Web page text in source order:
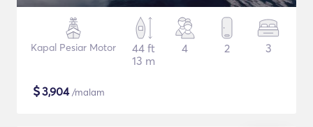
Kapal Pesiar Motor
44 ft
13 m
4 2 3
$3,904/malam